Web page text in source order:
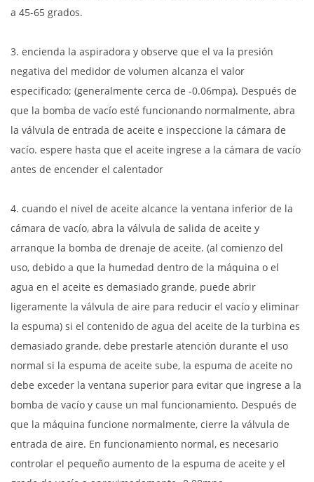
a 45-65 grados.
3. encienda la aspiradora y observe que el va la presión
negativa del medidor de volumen alcanza el valor
especificado; (generalmente cerca de -0.06mpa). Después de
que la bomba de vacío esté funcionando normalmente, abra
la válvula de entrada de aceite e inspeccione la cámara de
vacío. espere hasta que el aceite ingrese a la cámara de vacío
antes de encender el calentador
4. cuando el nivel de aceite alcance la ventana inferior de la
cámara de vacío, abra la válvula de salida de aceite y
arranque la bomba de drenaje de aceite. (al comienzo del
uso, debido a que la humedad dentro de la máquina o el
agua en el aceite es demasiado grande, puede abrir
ligeramente la válvula de aire para reducir el vacío y eliminar
la espuma) si el contenido de agua del aceite de la turbina es
demasiado grande, debe prestarle atención durante el uso
normal si la espuma de aceite sube, la espuma de aceite no
debe exceder la ventana superior para evitar que ingrese a la
bomba de vacío y cause un mal funcionamiento. Después de
que la máquina funcione normalmente, cierre la válvula de
entrada de aire. En funcionamiento normal, es necesario
controlar el pequeño aumento de la espuma de aceite y el